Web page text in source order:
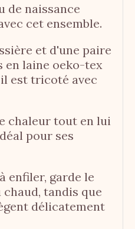
de naissance
cet ensemble.
et d'une paire
en laine oeko-tex
est tricoté avec
chaleur tout en lui
pour ses
enfiler, garde le
tandis que
délicatement